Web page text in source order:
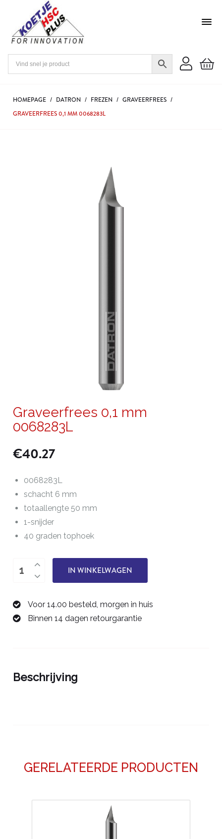
HOMEPAGE / DATRON / FREZEN / GRAVEERFREES /
GRAVEERFREES 0,1 MM 0068283L
Graveerfrees 0,1 mm
0068283L
€40.27
0068283L
schacht 6 mm
totaallengte 50 mm
1-snijder
40 graden tophoek
Graveerfrees
0068283L
aantal
IN WINKELWAGEN
Voor 14.00 besteld, morgen in huis
Binnen 14 dagen retourgarantie
Beschrijving
GERELATEERDE PRODUCTEN